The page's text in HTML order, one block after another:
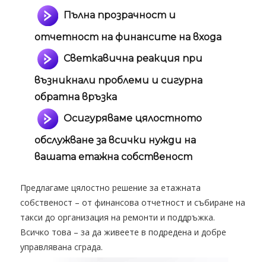
Пълна прозрачност и
отчетност на финансите на входа
Светкавична реакция при
възникнали проблеми и сигурна
обратна връзка
Осигуряваме цялостното
обслужване за всички нужди на
вашата етажна собственост
Предлагаме цялостно решение за етажната
собственост – от финансова отчетност и събиране на
такси до организация на ремонти и поддръжка.
Всичко това – за да живеете в подредена и добре
управлявана сграда.